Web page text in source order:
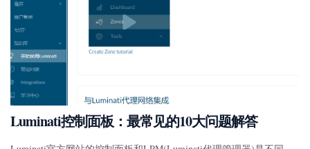
Luminati控制面板：最常见的10大问题解答